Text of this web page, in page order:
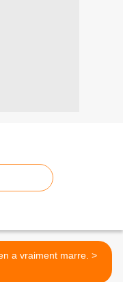
Y en a vraiment marre. >